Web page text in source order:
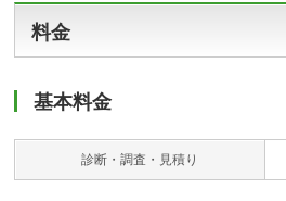
料金
基本料金
診断・調査・見積り